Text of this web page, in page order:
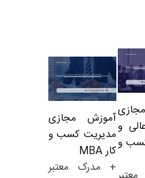
و
و
آموزش مجازی
مدیریت کسب و
کار MBA
+ مدرک معتبر